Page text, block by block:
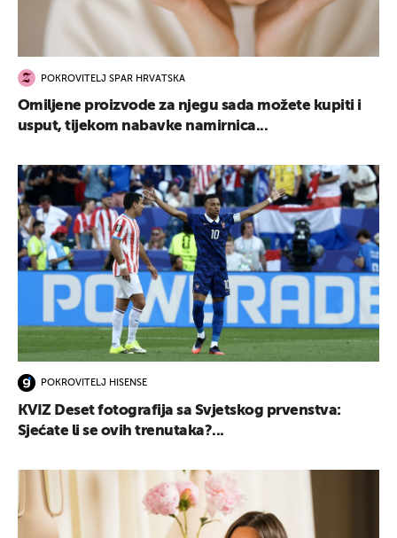
POKROVITELJ SPAR HRVATSKA
Omiljene proizvode za njegu sada možete kupiti i
usput, tijekom nabavke namirnica...
POKROVITELJ HISENSE
KVIZ Deset fotografija sa Svjetskog prvenstva:
Sjećate li se ovih trenutaka?...